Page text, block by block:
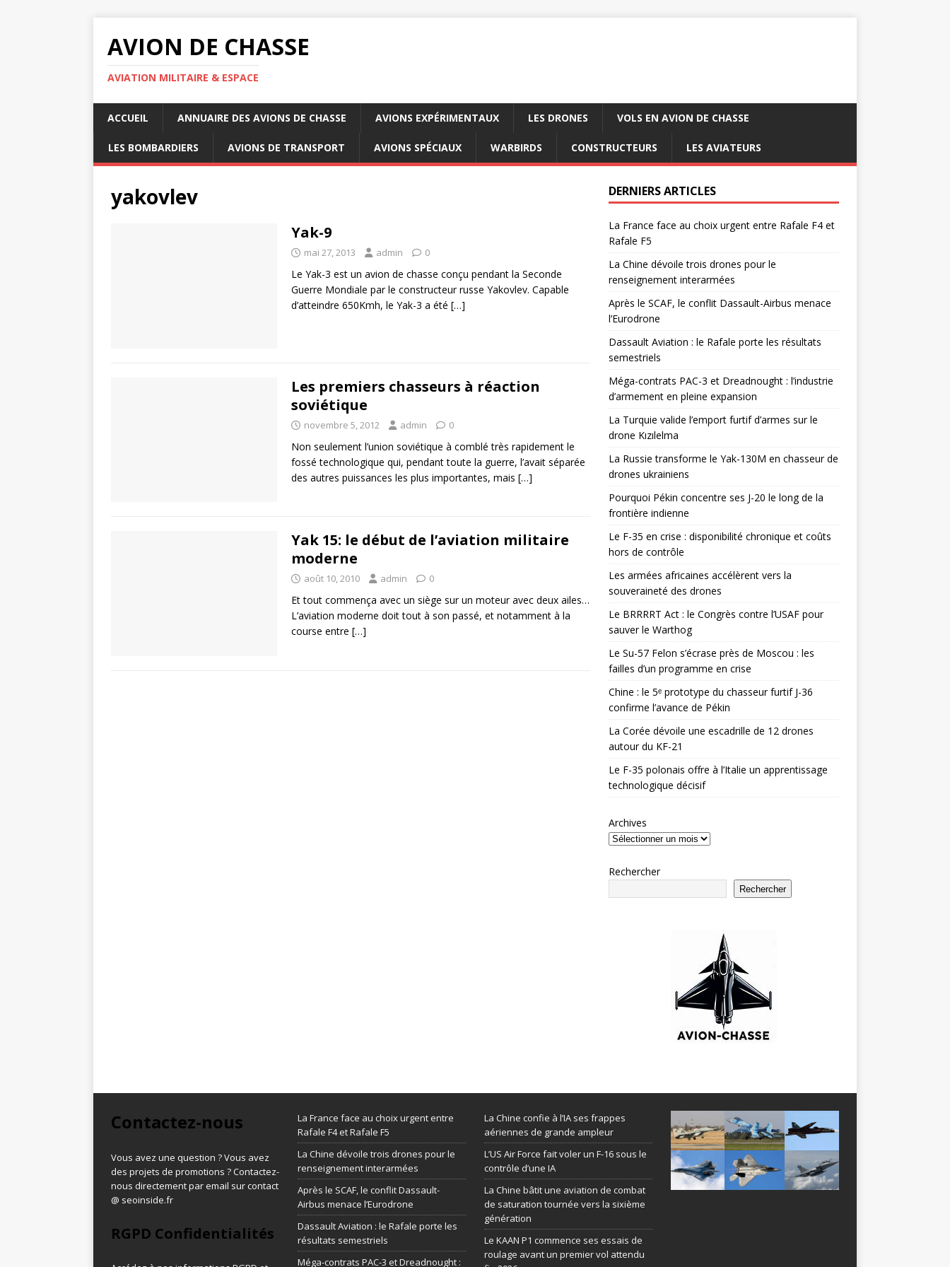
AVION DE CHASSE
AVIATION MILITAIRE & ESPACE
ACCUEIL ANNUAIRE DES AVIONS DE CHASSE AVIONS EXPÉRIMENTAUX LES DRONES VOLS EN AVION DE CHASSE
LES BOMBARDIERS AVIONS DE TRANSPORT AVIONS SPÉCIAUX WARBIRDS CONSTRUCTEURS LES AVIATEURS
yakovlev
Yak-9
mai 27, 2013 admin 0
Le Yak-3 est un avion de chasse conçu pendant la Seconde
Guerre Mondiale par le constructeur russe Yakovlev. Capable
d’atteindre 650Kmh, le Yak-3 a été […]
Les premiers chasseurs à réaction
soviétique
novembre 5, 2012 admin 0
Non seulement l’union soviétique à comblé très rapidement le
fossé technologique qui, pendant toute la guerre, l’avait séparée
des autres puissances les plus importantes, mais […]
Yak 15: le début de l’aviation militaire
moderne
août 10, 2010 admin 0
Et tout commença avec un siège sur un moteur avec deux ailes…
L’aviation moderne doit tout à son passé, et notamment à la
course entre […]
DERNIERS ARTICLES
La France face au choix urgent entre Rafale F4 et
Rafale F5
La Chine dévoile trois drones pour le
renseignement interarmées
Après le SCAF, le conflit Dassault-Airbus menace
l’Eurodrone
Dassault Aviation : le Rafale porte les résultats
semestriels
Méga-contrats PAC-3 et Dreadnought : l’industrie
d’armement en pleine expansion
La Turquie valide l’emport furtif d’armes sur le
drone Kızılelma
La Russie transforme le Yak-130M en chasseur de
drones ukrainiens
Pourquoi Pékin concentre ses J-20 le long de la
frontière indienne
Le F-35 en crise : disponibilité chronique et coûts
hors de contrôle
Les armées africaines accélèrent vers la
souveraineté des drones
Le BRRRRT Act : le Congrès contre l’USAF pour
sauver le Warthog
Le Su-57 Felon s’écrase près de Moscou : les
failles d’un programme en crise
Chine : le 5ᵉ prototype du chasseur furtif J-36
confirme l’avance de Pékin
La Corée dévoile une escadrille de 12 drones
autour du KF-21
Le F-35 polonais offre à l’Italie un apprentissage
technologique décisif
Archives
Rechercher
Rechercher
Contactez-nous
Vous avez une question ? Vous avez
des projets de promotions ? Contactez-
nous directement par email sur contact
@ seoinside.fr
RGPD Confidentialités
La France face au choix urgent entre
Rafale F4 et Rafale F5
La Chine dévoile trois drones pour le
renseignement interarmées
Après le SCAF, le conflit Dassault-
Airbus menace l’Eurodrone
Dassault Aviation : le Rafale porte les
résultats semestriels
Méga-contrats PAC-3 et Dreadnought :
La Chine confie à l’IA ses frappes
aériennes de grande ampleur
L’US Air Force fait voler un F-16 sous le
contrôle d’une IA
La Chine bâtit une aviation de combat
de saturation tournée vers la sixième
génération
Le KAAN P1 commence ses essais de
roulage avant un premier vol attendu